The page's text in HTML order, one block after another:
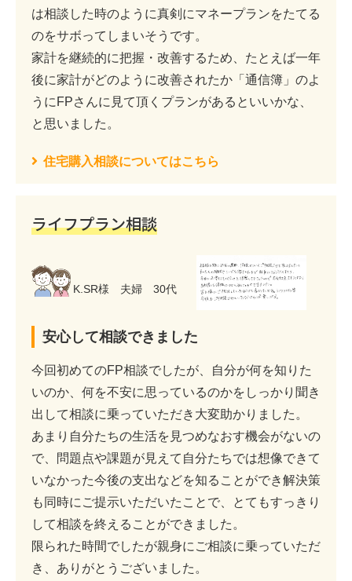
は相談した時のように真剣にマネープランをたてる
のをサボってしまいそうです。
家計を継続的に把握・改善するため、たとえば一年
後に家計がどのように改善されたか「通信簿」のよ
うにFPさんに見て頂くプランがあるといいかな、
と思いました。
住宅購入相談についてはこちら
ライフプラン相談
K.SR様 夫婦 30代
安心して相談できました
今回初めてのFP相談でしたが、自分が何を知りた
いのか、何を不安に思っているのかをしっかり聞き
出して相談に乗っていただき大変助かりました。
あまり自分たちの生活を見つめなおす機会がないの
で、問題点や課題が見えて自分たちでは想像できて
いなかった今後の支出などを知ることができ解決策
も同時にご提示いただいたことで、とてもすっきり
して相談を終えることができました。
限られた時間でしたが親身にご相談に乗っていただ
き、ありがとうございました。